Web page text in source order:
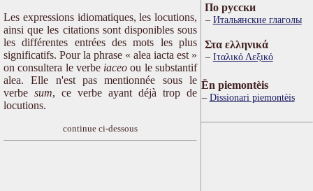
Les expressions idiomatiques, les locutions,
ainsi que les citations sont disponibles sous
les différentes entrées des mots les plus
significatifs. Pour la phrase « alea iacta est »
on consultera le verbe iaceo ou le substantif
alea. Elle n'est pas mentionnée sous le
verbe sum, ce verbe ayant déjà trop de
locutions.
continue ci-dessous
По русски
Итальянские глаголы
Στα ελληνικά
Ιταλικό Λεξικό
Ën piemontèis
Dissionari piemontèis